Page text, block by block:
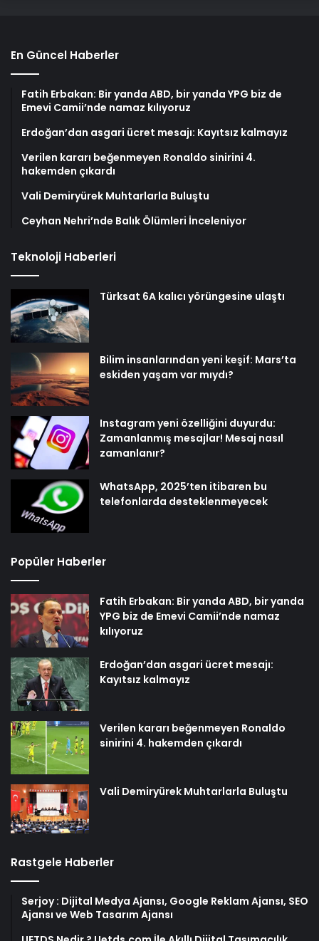
En Güncel Haberler
Fatih Erbakan: Bir yanda ABD, bir yanda YPG biz de
Emevi Camii’nde namaz kılıyoruz
Erdoğan’dan asgari ücret mesajı: Kayıtsız kalmayız
Verilen kararı beğenmeyen Ronaldo sinirini 4.
hakemden çıkardı
Vali Demiryürek Muhtarlarla Buluştu
Ceyhan Nehri’nde Balık Ölümleri İnceleniyor
Teknoloji Haberleri
Türksat 6A kalıcı yörüngesine ulaştı
Bilim insanlarından yeni keşif: Mars’ta
eskiden yaşam var mıydı?
Instagram yeni özelliğini duyurdu:
Zamanlanmış mesajlar! Mesaj nasıl
zamanlanır?
WhatsApp, 2025’ten itibaren bu
telefonlarda desteklenmeyecek
Popüler Haberler
Fatih Erbakan: Bir yanda ABD, bir yanda
YPG biz de Emevi Camii’nde namaz
kılıyoruz
Erdoğan’dan asgari ücret mesajı:
Kayıtsız kalmayız
Verilen kararı beğenmeyen Ronaldo
sinirini 4. hakemden çıkardı
Vali Demiryürek Muhtarlarla Buluştu
Rastgele Haberler
Serjoy : Dijital Medya Ajansı, Google Reklam Ajansı, SEO
Ajansı ve Web Tasarım Ajansı